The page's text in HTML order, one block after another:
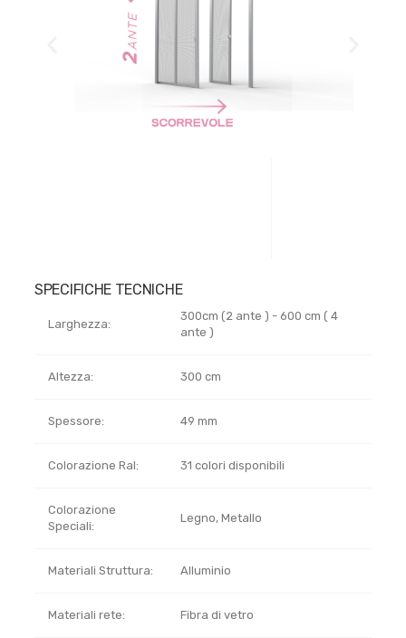
SPECIFICHE TECNICHE
Larghezza:
300cm (2 ante ) - 600 cm ( 4
ante )
Altezza: 300 cm
Spessore: 49 mm
Colorazione Ral: 31 colori disponibili
Colorazione
Speciali:
Legno, Metallo
Materiali Struttura: Alluminio
Materiali rete: Fibra di vetro